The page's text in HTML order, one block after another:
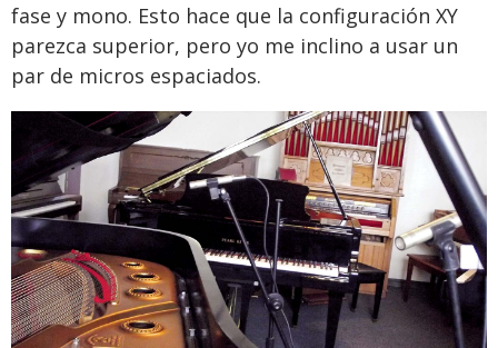
fase y mono. Esto hace que la configuración XY
parezca superior, pero yo me inclino a usar un
par de micros espaciados.